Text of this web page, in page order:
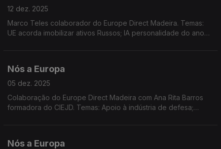
12 dez. 2025
Marco Teles colaborador do Europe Direct Madeira. Temas:
UE acorda imobilizar ativos Russos; IA personalidade do ano
Nós a Europa
05 dez. 2025
Colaboração do Europe Direct Madeira com Ana Rita Barros
formadora do CIEJD. Temas: Apoio à indústria de defesa;
Nós a Europa